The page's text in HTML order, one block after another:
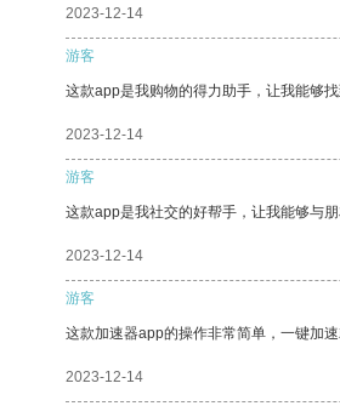
2023-12-14
游客
这款app是我购物的得力助手，让我能够
2023-12-14
游客
这款app是我社交的好帮手，让我能够与
2023-12-14
游客
这款加速器app的操作非常简单，一键加速
2023-12-14